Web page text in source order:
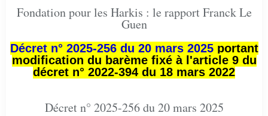
Fondation pour les Harkis : le rapport Franck Le
Guen
Décret n° 2025-256 du 20 mars 2025portant
modification du barème fixé à l'article 9 du
décret n° 2022-394 du 18 mars 2022
Décret n° 2025-256 du 20 mars 2025